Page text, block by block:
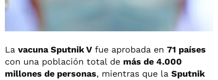
La vacuna Sputnik V fue aprobada en 71 países
con una población total de más de 4.000
millones de personas, mientras que la Sputnik